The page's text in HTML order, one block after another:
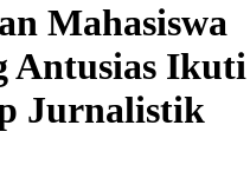
Mahasiswa
Antusias Ikuti
Jurnalistik